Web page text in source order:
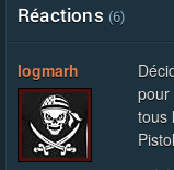
Réactions (6)
logmarh
pour
tous